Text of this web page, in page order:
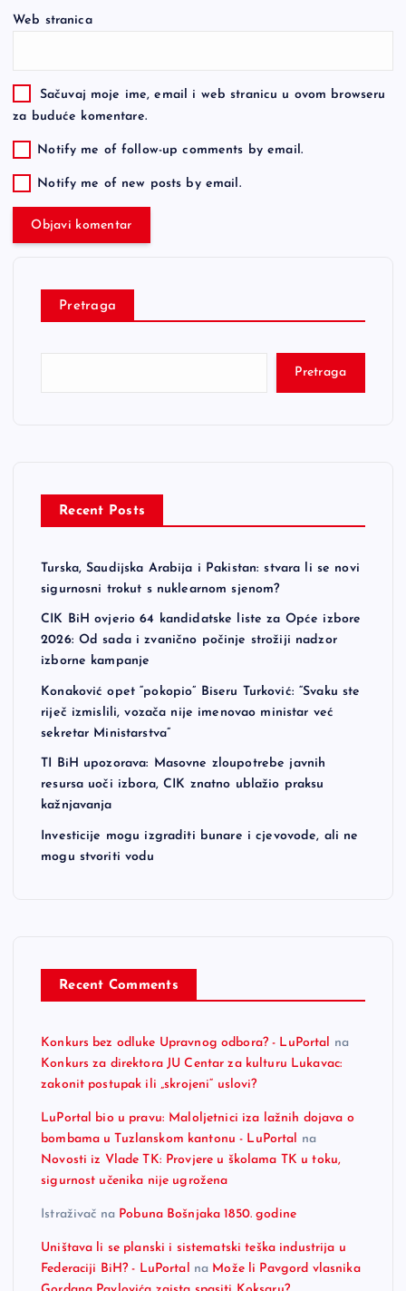
Web stranica
Sačuvaj moje ime, email i web stranicu u ovom browseru
za buduće komentare.
Notify me of follow-up comments by email.
Notify me of new posts by email.
Pretraga
Pretraga
Recent Posts
Turska, Saudijska Arabija i Pakistan: stvara li se novi
sigurnosni trokut s nuklearnom sjenom?
CIK BiH ovjerio 64 kandidatske liste za Opće izbore
2026: Od sada i zvanično počinje strožiji nadzor
izborne kampanje
Konaković opet “pokopio” Biseru Turković: “Svaku ste
riječ izmislili, vozača nije imenovao ministar već
sekretar Ministarstva”
TI BiH upozorava: Masovne zloupotrebe javnih
resursa uoči izbora, CIK znatno ublažio praksu
kažnjavanja
Investicije mogu izgraditi bunare i cjevovode, ali ne
mogu stvoriti vodu
Recent Comments
Konkurs bez odluke Upravnog odbora? - LuPortal
na
Konkurs za direktora JU Centar za kulturu Lukavac:
zakonit postupak ili „skrojeni“ uslovi?
LuPortal bio u pravu: Maloljetnici iza lažnih dojava o
bombama u Tuzlanskom kantonu - LuPortal
na
Novosti iz Vlade TK: Provjere u školama TK u toku,
sigurnost učenika nije ugrožena
Istraživač na Pobuna Bošnjaka 1850. godine
Uništava li se planski i sistematski teška industrija u
Federaciji BiH? - LuPortal
na Može li Pavgord vlasnika